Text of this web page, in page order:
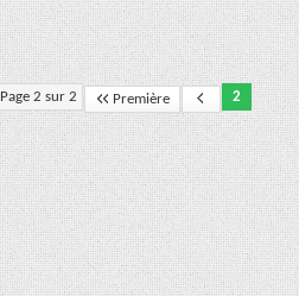
Page 2 sur 2 Première 2